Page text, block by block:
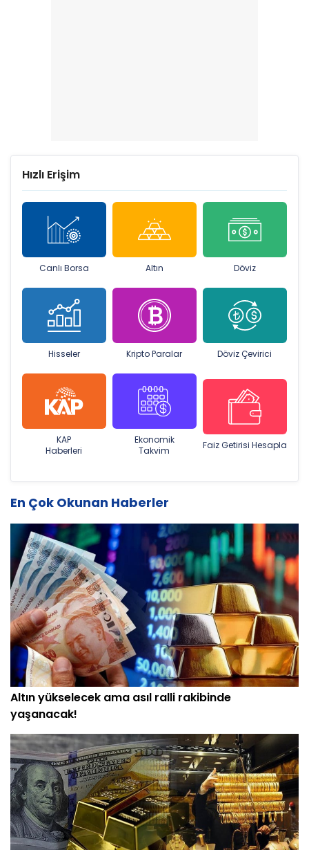
Hızlı Erişim
Canlı Borsa Altın Döviz
Hisseler Kripto Paralar Döviz Çevirici
KAP
Haberleri
Ekonomik
Takvim
Faiz Getirisi Hesapla
En Çok Okunan Haberler
Altın yükselecek ama asıl ralli rakibinde
yaşanacak!